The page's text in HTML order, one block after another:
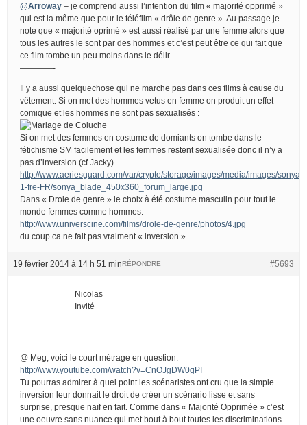
@Arroway – je comprend aussi l’intention du film « majorité opprimé »
qui est la même que pour le téléfilm « drôle de genre ». Au passage je
note que « majorité oprimé » est aussi réalisé par une femme alors que
tous les autres le sont par des hommes et c’est peut être ce qui fait que
ce film tombe un peu moins dans le délir.
————-
Il y a aussi quelquechose qui ne marche pas dans ces films à cause du
vêtement. Si on met des hommes vetus en femme on produit un effet
comique et les hommes ne sont pas sexualisés :
Si on met des femmes en costume de domiants on tombe dans le
fétichisme SM facilement et les femmes restent sexualisée donc il n’y a
pas d’inversion (cf Jacky)
http://www.aeriesguard.com/var/crypte/storage/images/media/images/
1-fre-FR/sonya_blade_450x360_forum_large.jpg
Dans « Drole de genre » le choix à été costume masculin pour tout le
monde femmes comme hommes.
http://www.universcine.com/films/drole-de-genre/photos/4.jpg
du coup ca ne fait pas vraiment « inversion »
19 février 2014 à 14 h 51 min #5693
RÉPONDRE
Nicolas
Invité
@ Meg, voici le court métrage en question:
http://www.youtube.com/watch?v=CnOJgDW0gPI
Tu pourras admirer à quel point les scénaristes ont cru que la simple
inversion leur donnait le droit de créer un scénario lisse et sans
surprise, presque naïf en fait. Comme dans « Majorité Opprimée » c’est
une oeuvre sans nuance qui met bout à bout toutes les discriminations